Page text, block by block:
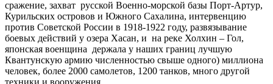
сражение, захват русской Военно-морской базы Порт-Артур,
Курильских островов и Южного Сахалина, интервенцию
против Советской России в 1918-1922 году, развязывание
боевых действий у озера Хасан, и на реке Холхин – Гол,
японская военщина держала у наших границ лучшую
Квантунскую армию численностью свыше одного) миллиона
человек, более 2000 самолетов, 1200 танков, много другой
техники и вооружения